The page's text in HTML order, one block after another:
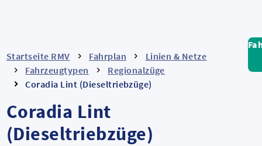
Startseite RMV Fahrplan
Linien & Netze
Fahrzeugtypen
Regionalzüge
Coradia Lint (Dieseltriebzüge)
Coradia Lint
(Dieseltriebzüge)